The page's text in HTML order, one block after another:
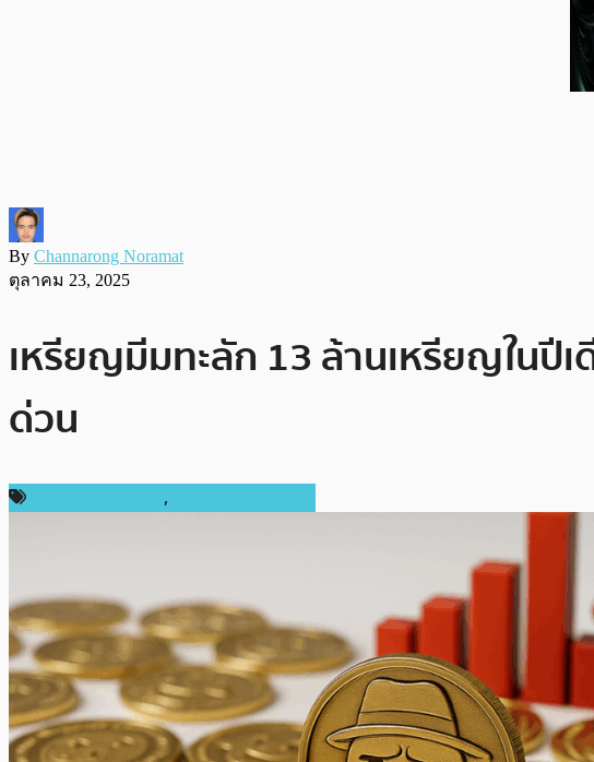
By Channarong Noramat
ตุลาคม 23, 2025
เหรียญมีมทะลัก 13 ล้านเหรียญในปี
ด่วน
,